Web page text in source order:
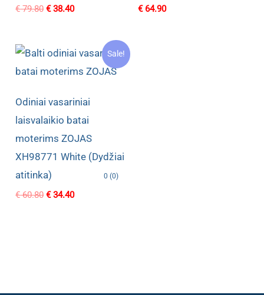
€79.80 Original
€38.40Current
€64.90
Sale!
Odiniai vasariniai
laisvalaikio batai
moterims ZOJAS
XH98771 White (Dydžiai
atitinka)
0 (0)
€60.80 Original
€34.40Current